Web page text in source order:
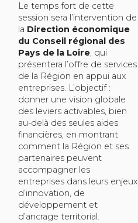
Le temps fort de cette
session sera l’intervention de
la Direction économique
du Conseil régional des
Pays de la Loire, qui
présentera l’offre de services
de la Région en appui aux
entreprises. L’objectif :
donner une vision globale
des leviers activables, bien
au-delà des seules aides
financières, en montrant
comment la Région et ses
partenaires peuvent
accompagner les
entreprises dans leurs enjeux
d’innovation, de
développement et
d’ancrage territorial.